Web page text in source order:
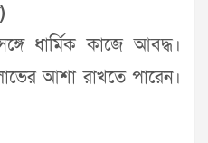
ধার্মিক কাজে আবদ্ধ।
আশা রাখতে পারেন।